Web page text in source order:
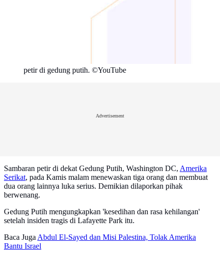
petir di gedung putih. ©YouTube
Advertisement
Sambaran petir di dekat Gedung Putih, Washington DC, Amerika
Serikat, pada Kamis malam menewaskan tiga orang dan membuat
dua orang lainnya luka serius. Demikian dilaporkan pihak
berwenang.
Gedung Putih mengungkapkan 'kesedihan dan rasa kehilangan'
setelah insiden tragis di Lafayette Park itu.
Baca JugaAbdul El-Sayed dan Misi Palestina, Tolak Amerika
Bantu Israel